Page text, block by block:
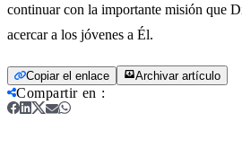
continuar con la importante misión que
acercar a los jóvenes a Él.
Copiar el enlace Archivar artículo
Compartir en :